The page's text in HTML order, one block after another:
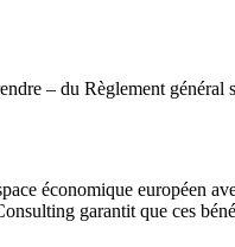
– du Règlement général
économique européen
garantit que ces